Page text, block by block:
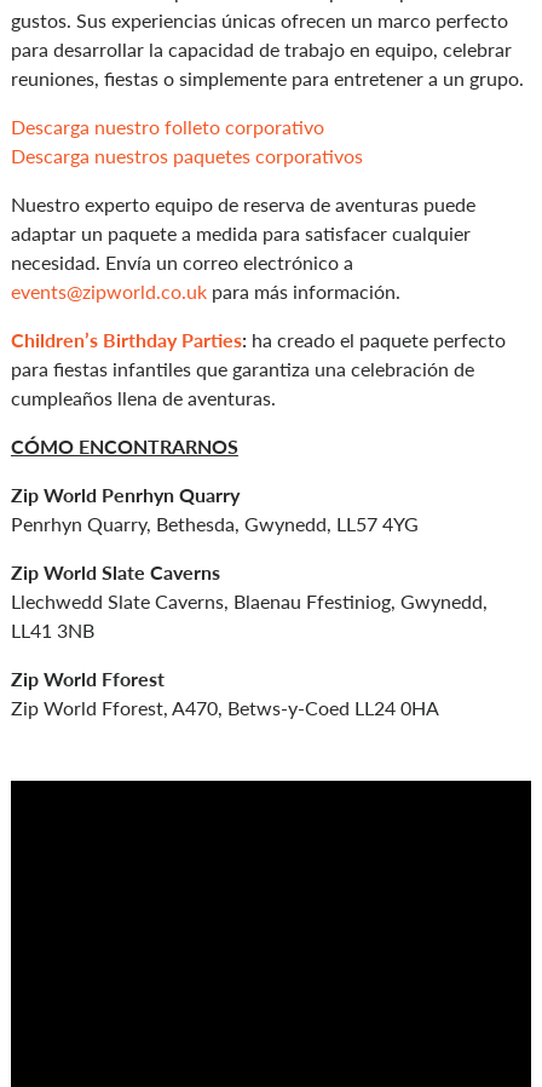
gustos. Sus experiencias únicas ofrecen un marco perfecto
para desarrollar la capacidad de trabajo en equipo, celebrar
reuniones, fiestas o simplemente para entretener a un grupo.
Descarga nuestro folleto corporativo
Descarga nuestros paquetes corporativos
Nuestro experto equipo de reserva de aventuras puede
adaptar un paquete a medida para satisfacer cualquier
necesidad. Envía un correo electrónico a
events@zipworld.co.ukpara más información.
Children’s Birthday Parties: ha creado el paquete perfecto
para fiestas infantiles que garantiza una celebración de
cumpleaños llena de aventuras.
CÓMO ENCONTRARNOS
Zip World Penrhyn Quarry
Penrhyn Quarry, Bethesda, Gwynedd, LL57 4YG
Zip World Slate Caverns
Llechwedd Slate Caverns, Blaenau Ffestiniog, Gwynedd,
LL41 3NB
Zip World Fforest
Zip World Fforest, A470, Betws-y-Coed LL24 0HA